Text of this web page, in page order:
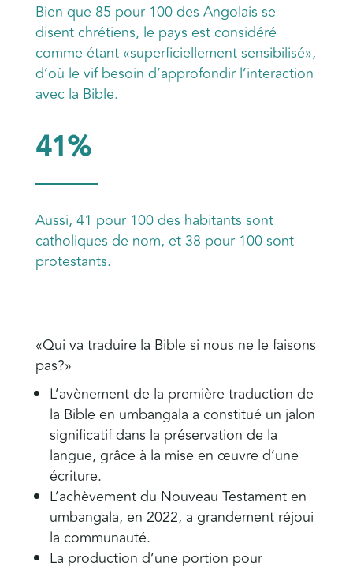
Bien que 85 pour 100 des Angolais se
disent chrétiens, le pays est considéré
comme étant «superficiellement sensibilisé»,
d’où le vif besoin d’approfondir l’interaction
avec la Bible.
41%
Aussi, 41 pour 100 des habitants sont
catholiques de nom, et 38 pour 100 sont
protestants.
«Qui va traduire la Bible si nous ne le faisons
pas?»
​L’avènement de la première traduction de
la Bible en umbangala a constitué un jalon
significatif dans la préservation de la
langue, grâce à la mise en œuvre d’une
écriture.
L’achèvement du Nouveau Testament en
umbangala, en 2022, a grandement réjoui
la communauté.
La production d’une portion pour